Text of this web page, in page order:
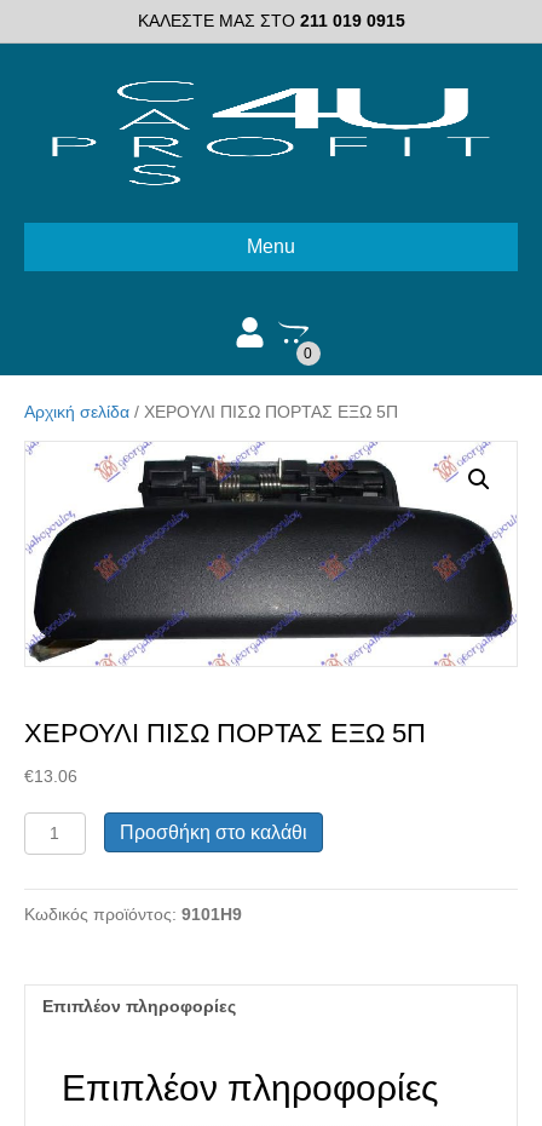
ΚΑΛΕΣΤΕ ΜΑΣ ΣΤΟ 211 019 0915
Menu
0
Αρχική σελίδα / ΧΕΡΟΥΛΙ ΠΙΣΩ ΠΟΡΤΑΣ ΕΞΩ 5Π
ΧΕΡΟΥΛΙ ΠΙΣΩ ΠΟΡΤΑΣ ΕΞΩ 5Π
€13.06
ΧΕΡΟΥΛΙ
ΠΙΣΩ
ΕΞΩ
5Π
Προσθήκη στο καλάθι
Κωδικός προϊόντος: 9101H9
Επιπλέον πληροφορίες
Επιπλέον πληροφορίες
Διαλέξτε κατάσταση
ανταλλακτικού